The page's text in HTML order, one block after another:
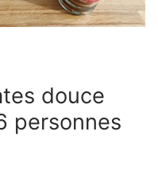
douce
personnes